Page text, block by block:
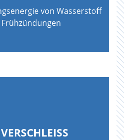
von Wasserstoff